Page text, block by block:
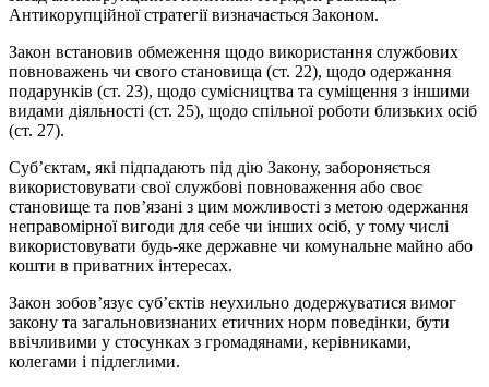
Антикорупційної стратегії визначається Законом.
Закон встановив обмеження щодо використання службових
повноважень чи свого становища (ст. 22), щодо одержання
подарунків (ст. 23), щодо сумісництва та суміщення з іншими
видами діяльності (ст. 25), щодо спільної роботи близьких осіб
(ст. 27).
Суб’єктам, які підпадають під дію Закону, забороняється
використовувати свої службові повноваження або своє
становище та пов’язані з цим можливості з метою одержання
неправомірної вигоди для себе чи інших осіб, у тому числі
використовувати будь-яке державне чи комунальне майно або
кошти в приватних інтересах.
Закон зобов’язує суб’єктів неухильно додержуватися вимог
закону та загальновизнаних етичних норм поведінки, бути
ввічливими у стосунках з громадянами, керівниками,
колегами і підлеглими.